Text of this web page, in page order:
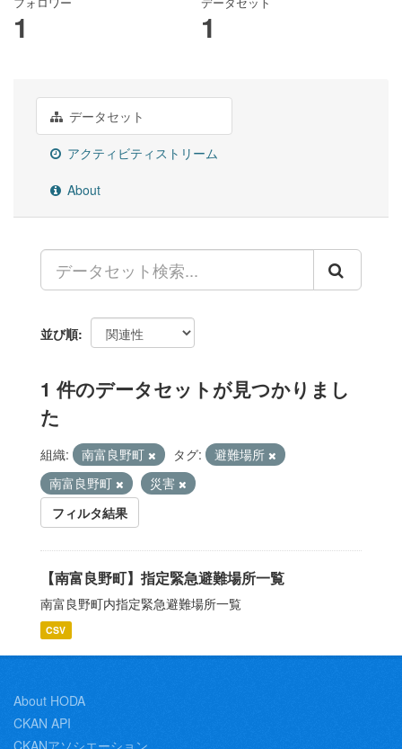
1 1
データセット
アクティビティストリーム
About
並び順
1 件のデータセットが見つかりまし
た
組織: 南富良野町 タグ:
避難場所
南富良野町
災害
フィルタ結果
【南富良野町】指定緊急避難場所一覧
南富良野町内指定緊急避難場所一覧
CSV
About HODA
CKAN API